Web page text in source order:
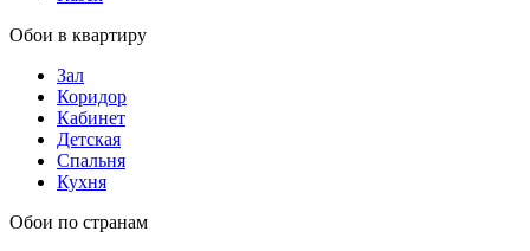
Обои в квартиру
Зал
Коридор
Кабинет
Детская
Спальня
Кухня
Обои по странам